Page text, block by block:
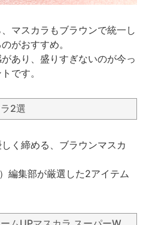
マスカラもブラウンで統一し
がおすすめ。
あり、盛りすぎないのが今っ
です。
2選
く締める、ブラウンマスカ
編集部が厳選した2アイテム